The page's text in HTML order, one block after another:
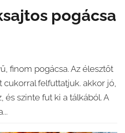
pogácsa
finom pogácsa. Az élesztőt
felfuttatjuk. akkor jó,
és szinte fut ki a tálkából. A